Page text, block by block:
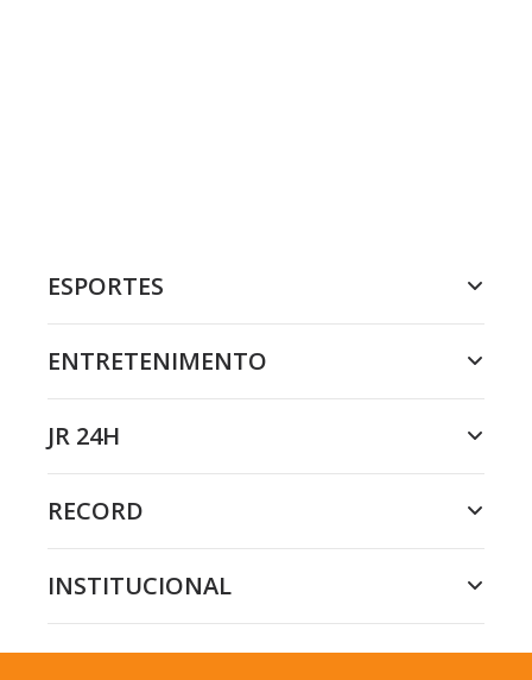
ESPORTES
ENTRETENIMENTO
JR 24H
RECORD
INSTITUCIONAL